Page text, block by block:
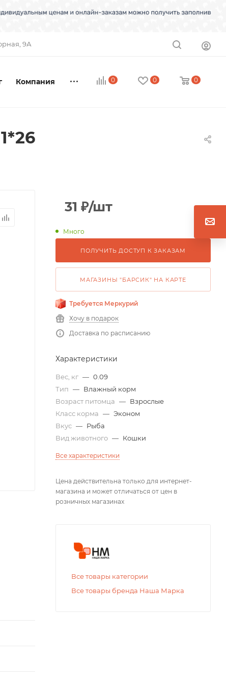
9А
0 0 0
Компания
31 ₽/шт
Много
ПОЛУЧИТЬ ДОСТУП К ЗАКАЗАМ
МАГАЗИНЫ "БАРСИК" НА КАРТЕ
Требуется Меркурий
Хочу в подарок
Доставка по расписанию
Характеристики
Вес, кг — 0.09
Тип — Влажный корм
Возраст питомца — Взрослые
Класс корма — Эконом
Вкус — Рыба
Вид животного — Кошки
Все характеристики
Цена действительна только для интернет-
магазина и может отличаться от цен в
розничных магазинах
Все товары категории
Все товары бренда Наша Марка